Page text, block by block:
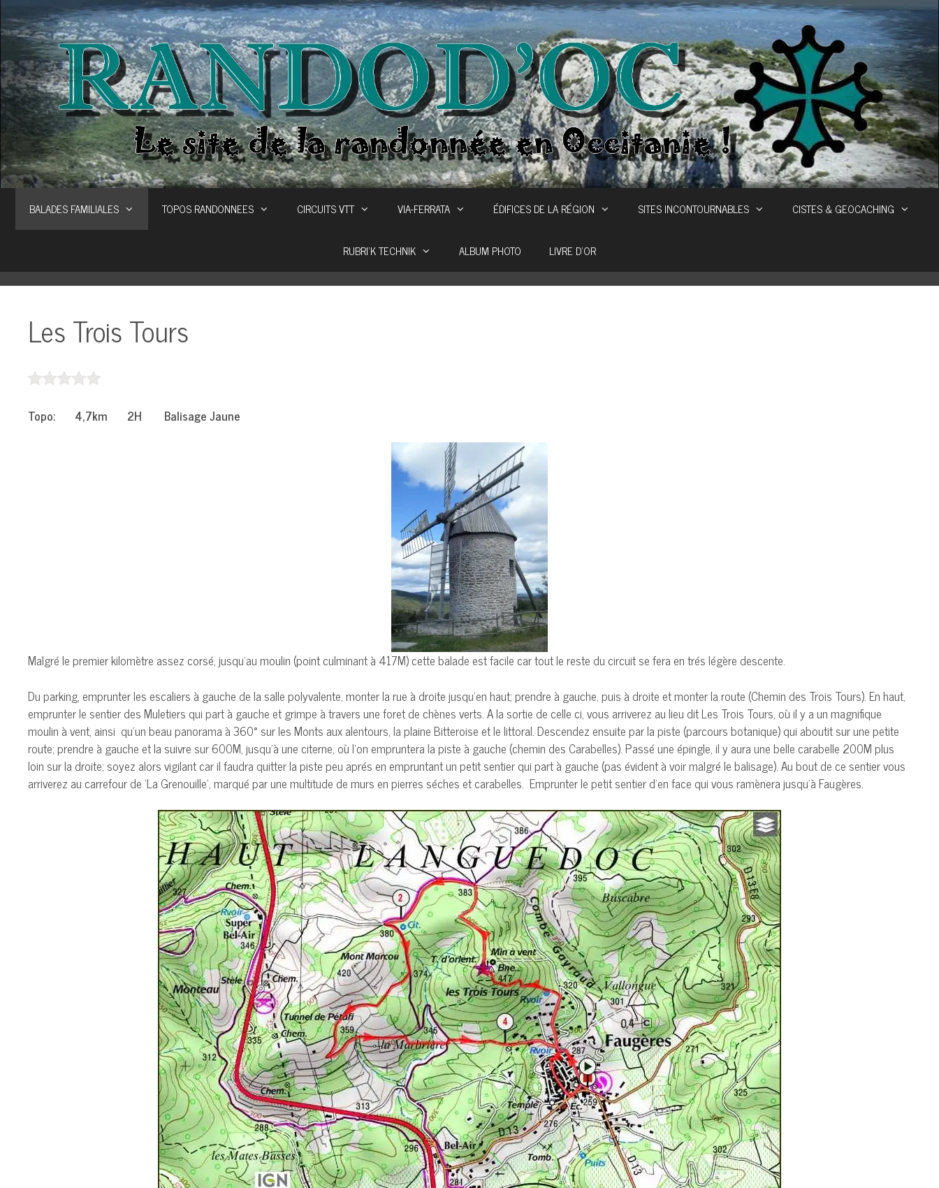
Aller
au
contenu
BALADES FAMILIALES TOPOS RANDONNEES CIRCUITS VTT VIA-FERRATA ÉDIFICES DE LA RÉGION SITES INCONTOURNABLES CISTES & GEOCACHING
RUBRI’K TECHNIK ALBUM PHOTO LIVRE D’OR
Les Trois Tours
Topo: 4,7km 2H Balisage Jaune
Malgré le premier kilomètre assez corsé, jusqu’au moulin (point culminant à 417M) cette balade est facile car tout le reste du circuit se fera en trés légère descente.
Du parking, emprunter les escaliers à gauche de la salle polyvalente, monter la rue à droite jusqu’en haut; prendre à gauche, puis à droite et monter la route (Chemin des Trois Tours). En haut,
emprunter le sentier des Muletiers qui part à gauche et grimpe à travers une foret de chènes verts. A la sortie de celle ci, vous arriverez au lieu dit Les Trois Tours, où il y a un magnifique
moulin à vent, ainsi qu’un beau panorama à 360° sur les Monts aux alentours, la plaine Bitteroise et le littoral. Descendez ensuite par la piste (parcours botanique) qui aboutit sur une petite
route; prendre à gauche et la suivre sur 600M, jusqu’à une citerne, où l’on empruntera la piste à gauche (chemin des Carabelles). Passé une épingle, il y aura une belle carabelle 200M plus
loin sur la droite; soyez alors vigilant car il faudra quitter la piste peu aprés en empruntant un petit sentier qui part à gauche (pas évident à voir malgré le balisage). Au bout de ce sentier vous
arriverez au carrefour de ‘La Grenouille’, marqué par une multitude de murs en pierres séches et carabelles. Emprunter le petit sentier d’en face qui vous ramènera jusqu’à Faugères.